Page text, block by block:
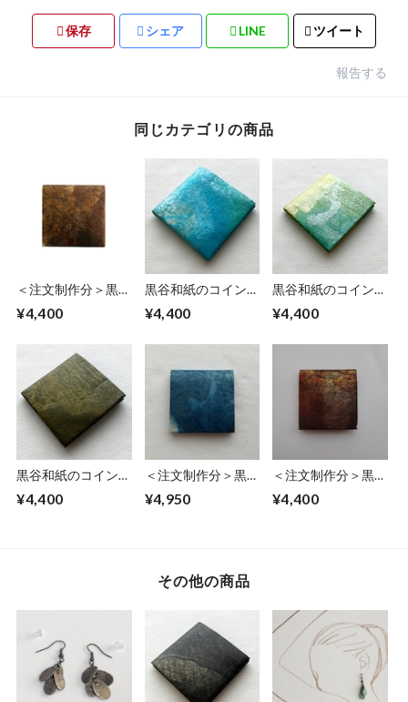
保存 シェア LINE ツイート
報告する
同じカテゴリの商品
＜注文制作分＞黒谷
【豊穣】No.2
¥4,400
黒谷和紙のコインケ
¥4,400
黒谷和紙のコインケ
¥4,400
黒谷和紙のコインケ
¥4,400
＜注文制作分＞黒谷
【竜彩雲】
¥4,950
＜注文制作分＞黒谷
【豊穣】
¥4,400
その他の商品